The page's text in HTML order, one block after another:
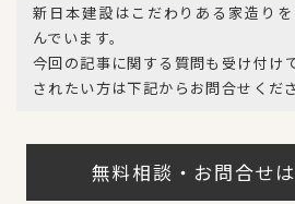
b
o
o
k
t
e
r
新日本建設はこだわりある家造り
んでいます。
今回の記事に関する質問も受け付け
されたい方は下記からお問合せくださ
無料相談・お問合せ